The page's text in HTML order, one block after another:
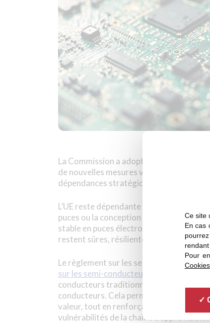
Ce site
En cas
Pour
Cookies
La Commission a adopté une
de nouvelles mesures visant à stimuler
dépendances stratégiques et à soutenir
L’UE reste dépendante des pays tiers
puces ou la conception de semi-
stable en puces électroniques pour
restent sûres, résilientes et alignées sur
Le règlement sur les semi-conducteurs
sur les semi-conducteurs
conducteurs traditionnels) et les
conducteurs. Cela permettra à l’UE de
valeur, tout en renforçant sa résilience
vulnérabilités de la chaîne